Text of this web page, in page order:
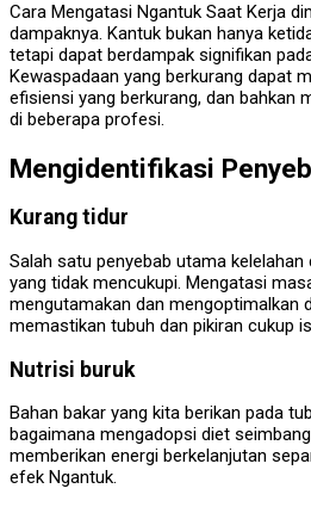
Cara Mengatasi Ngantuk Saat Kerja
dampaknya. Kantuk bukan hanya
tetapi dapat berdampak signifikan
Kewaspadaan yang berkurang dapat
efisiensi yang berkurang, dan bahkan
di beberapa profesi.
Mengidentifikasi
Kurang tidur
Salah satu penyebab utama
yang tidak mencukupi. Mengatasi
mengutamakan dan mengoptimalkan
memastikan tubuh dan pikiran cukup
Nutrisi buruk
Bahan bakar yang kita berikan pada
bagaimana mengadopsi diet
memberikan energi berkelanjutan
efek Ngantuk.